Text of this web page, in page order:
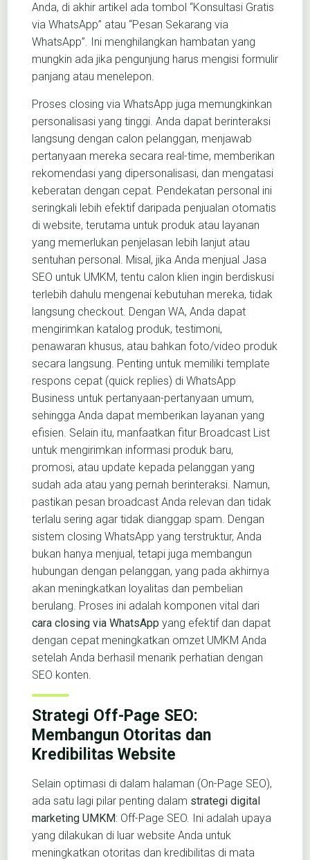
Anda, di akhir artikel ada tombol “Konsultasi Gratis
via WhatsApp” atau “Pesan Sekarang via
WhatsApp”. Ini menghilangkan hambatan yang
mungkin ada jika pengunjung harus mengisi formulir
panjang atau menelepon.
Proses closing via WhatsApp juga memungkinkan
personalisasi yang tinggi. Anda dapat berinteraksi
langsung dengan calon pelanggan, menjawab
pertanyaan mereka secara real-time, memberikan
rekomendasi yang dipersonalisasi, dan mengatasi
keberatan dengan cepat. Pendekatan personal ini
seringkali lebih efektif daripada penjualan otomatis
di website, terutama untuk produk atau layanan
yang memerlukan penjelasan lebih lanjut atau
sentuhan personal. Misal, jika Anda menjual Jasa
SEO untuk UMKM, tentu calon klien ingin berdiskusi
terlebih dahulu mengenai kebutuhan mereka, tidak
langsung checkout. Dengan WA, Anda dapat
mengirimkan katalog produk, testimoni,
penawaran khusus, atau bahkan foto/video produk
secara langsung. Penting untuk memiliki template
respons cepat (quick replies) di WhatsApp
Business untuk pertanyaan-pertanyaan umum,
sehingga Anda dapat memberikan layanan yang
efisien. Selain itu, manfaatkan fitur Broadcast List
untuk mengirimkan informasi produk baru,
promosi, atau update kepada pelanggan yang
sudah ada atau yang pernah berinteraksi. Namun,
pastikan pesan broadcast Anda relevan dan tidak
terlalu sering agar tidak dianggap spam. Dengan
sistem closing WhatsApp yang terstruktur, Anda
bukan hanya menjual, tetapi juga membangun
hubungan dengan pelanggan, yang pada akhirnya
akan meningkatkan loyalitas dan pembelian
berulang. Proses ini adalah komponen vital dari
cara closing via WhatsApp yang efektif dan dapat
dengan cepat meningkatkan omzet UMKM Anda
setelah Anda berhasil menarik perhatian dengan
SEO konten.
Strategi Off-Page SEO:
Membangun Otoritas dan
Kredibilitas Website
Selain optimasi di dalam halaman (On-Page SEO),
ada satu lagi pilar penting dalam strategi digital
marketing UMKM: Off-Page SEO. Ini adalah upaya
yang dilakukan di luar website Anda untuk
meningkatkan otoritas dan kredibilitas di mata